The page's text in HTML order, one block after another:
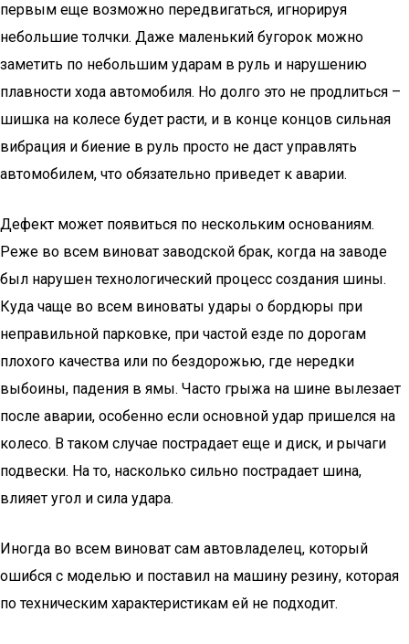
первым еще возможно передвигаться, игнорируя
небольшие толчки. Даже маленький бугорок можно
заметить по небольшим ударам в руль и нарушению
плавности хода автомобиля. Но долго это не продлиться –
шишка на колесе будет расти, и в конце концов сильная
вибрация и биение в руль просто не даст управлять
автомобилем, что обязательно приведет к аварии.
Дефект может появиться по нескольким основаниям.
Реже во всем виноват заводской брак, когда на заводе
был нарушен технологический процесс создания шины.
Куда чаще во всем виноваты удары о бордюры при
неправильной парковке, при частой езде по дорогам
плохого качества или по бездорожью, где нередки
выбоины, падения в ямы. Часто грыжа на шине вылезает
после аварии, особенно если основной удар пришелся на
колесо. В таком случае пострадает еще и диск, и рычаги
подвески. На то, насколько сильно пострадает шина,
влияет угол и сила удара.
Иногда во всем виноват сам автовладелец, который
ошибся с моделью и поставил на машину резину, которая
по техническим характеристикам ей не подходит.